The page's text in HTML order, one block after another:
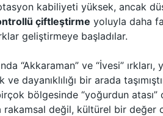
kabiliyeti yüksek, ancak
çiftleştirme yoluyla daha
geliştirmeye başladılar.
“Akkaraman” ve “İvesi”
dayanıklılığı bir arada
bölgesinde “yoğurdun
rakamsal değil, kültürel bir değer